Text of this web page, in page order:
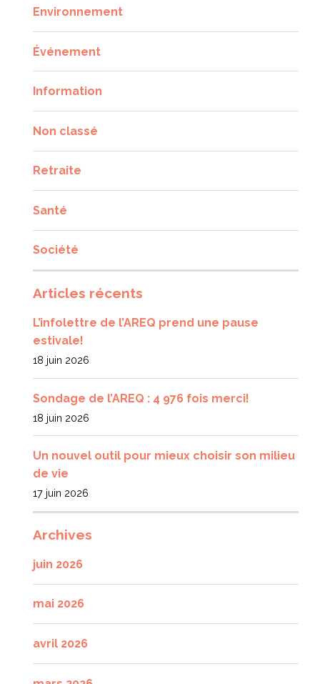
Environnement
Événement
Information
Non classé
Retraite
Santé
Société
Articles récents
L’infolettre de l’AREQ prend une pause
estivale!
18 juin 2026
Sondage de l’AREQ : 4 976 fois merci!
18 juin 2026
Un nouvel outil pour mieux choisir son milieu
de vie
17 juin 2026
Archives
juin 2026
mai 2026
avril 2026